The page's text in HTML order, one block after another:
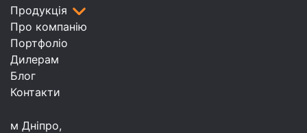
Продукція
Про компанію
Портфоліо
Дилерам
Блог
Контакти
м Дніпро,